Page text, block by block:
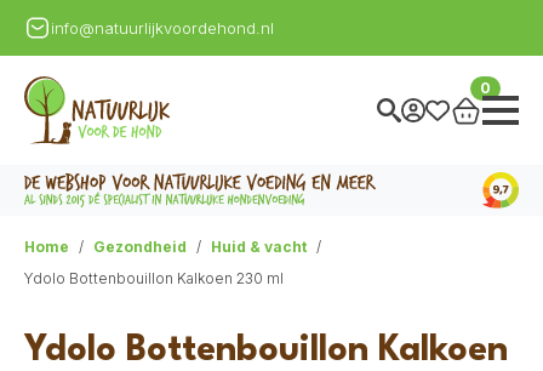
info@natuurlijkvoordehond.nl
0
Home Gezondheid
Huid & vacht
Ydolo Bottenbouillon Kalkoen 230 ml
Ydolo Bottenbouillon Kalkoen